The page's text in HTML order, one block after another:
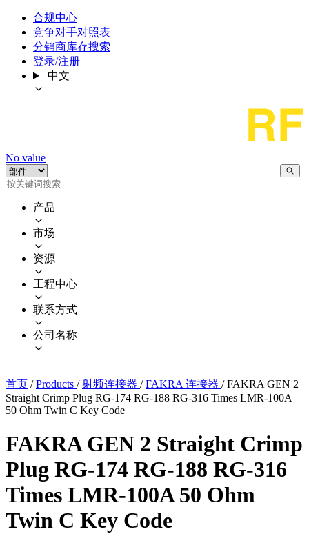
合规中心
竞争对手对照表
分销商库存搜索
登录/注册
中文
No value
产品
市场
资源
工程中心
联系方式
公司名称
首页 / Products / 射频连接器 / FAKRA 连接器 / FAKRA GEN 2
Straight Crimp Plug RG-174 RG-188 RG-316 Times LMR-100A
50 Ohm Twin C Key Code
FAKRA GEN 2 Straight Crimp
Plug RG-174 RG-188 RG-316
Times LMR-100A 50 Ohm
Twin C Key Code